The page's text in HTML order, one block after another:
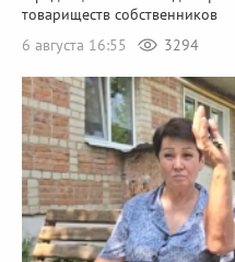
товариществ собственников
6 августа 16:55
3294